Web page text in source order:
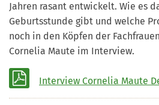
Jahren rasant entwickelt. Wie es
Geburtsstunde gibt und welche
noch in den Köpfen der
Cornelia Maute im Interview.
Interview Cornelia Maute